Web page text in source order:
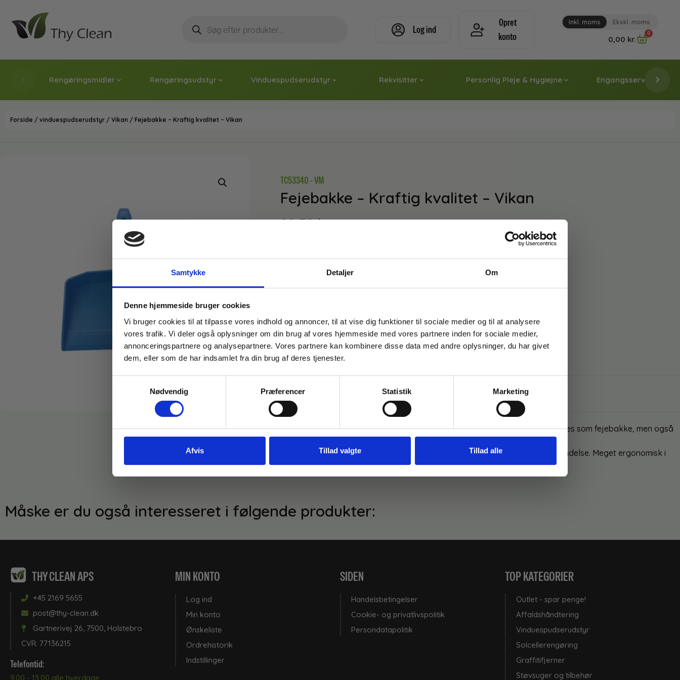
Samtykke Detaljer Om
Denne hjemmeside bruger cookies
Vi bruger cookies til at tilpasse vores indhold og annoncer, til at vise dig funktioner til sociale medier og til at analysere
vores trafik. Vi deler også oplysninger om din brug af vores hjemmeside med vores partnere inden for sociale medier,
annonceringspartnere og analysepartnere. Vores partnere kan kombinere disse data med andre oplysninger, du har givet
dem, eller som de har indsamlet fra din brug af deres tjenester.
Nødvendig
Præferencer Statistik Marketing
Afvis Tillad valgte Tillad alle
Log ind
Opret
konto
Inkl. moms Ekskl. moms
0,00 kr.
0
Rengøringsmidler Rengøringsudstyr Vinduespudserudstyr Rekvisitter Personlig Pleje & Hygiejne Engangsservice &
Forside / vinduespudserudstyr / Vikan / Fejebakke – Kraftig kvalitet – Vikan
TC53340 - VM
Fejebakke – Kraftig kvalitet – Vikan
82,50kr.
FARVE
Blå Rød
TILFØJ TIL KURV
Lagervare til omgående levering
Fejebakke i ekstra kraftig plast. Faktisk så solid at det ikke blot kan anvendes som fejebakke, men også
Fejebladet slutter helt tæt mod overfladen og derfor meget universel i anvendelse. Meget ergonomisk i
brug og med mulighed for ophængning.
Måske er du også interesseret i følgende produkter:
THY CLEAN APS
+45 2169 5655
post@thy-clean.dk
Gartnerivej 26, 7500, Holstebro
CVR: 77136215
Telefontid:
9.00 - 13:00 alle hverdage.
MIN KONTO
Log ind
Min konto
Ønskeliste
Ordrehistorik
Indstillinger
SIDEN
Handelsbetingelser
Cookie- og privatlivspolitik
Persondatapolitik
TOP KATEGORIER
Outlet - spar penge!
Affaldshåndtering
Vinduespudserudstyr
Solcellerengøring
Graffitifjerner
Støvsuger og tilbehør
Gem den, før den forsvinder!
Email